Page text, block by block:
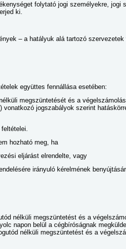
folytató jogi személyekre, jogi
ki.
– a hatályuk alá tartozó
együttes fennállása esetében:
megszüntetését és a
jogszabályok szerint
hozható meg, ha
eljárást elrendelte, vagy
irányuló kérelmének
nélküli megszüntetést és a
napon belül a cégbíróságnak
nélküli megszüntetést és a